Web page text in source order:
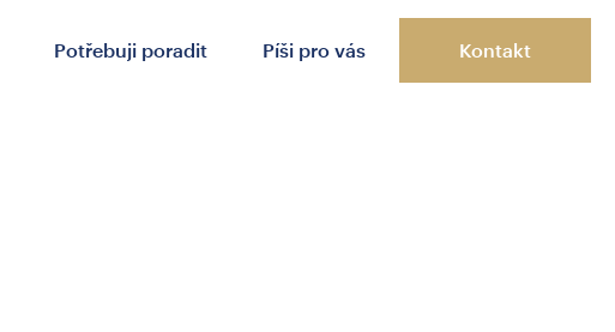
Potřebuji poradit Píši pro vás Kontakt